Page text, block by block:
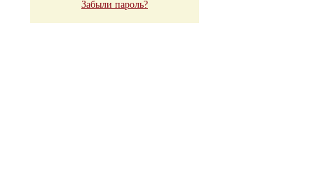
Забыли пароль?